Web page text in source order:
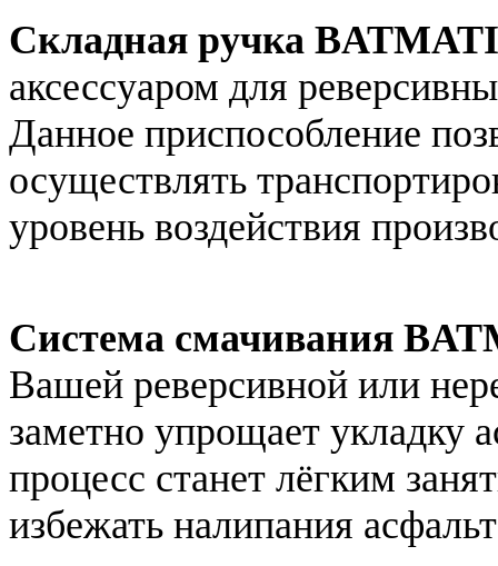
Складная ручка
аксессуаром для
Данное приспособление
осуществлять
уровень воздействия
Система смачивания
Вашей реверсивной или
заметно упрощает укладку
процесс станет лёгким
избежать налипания